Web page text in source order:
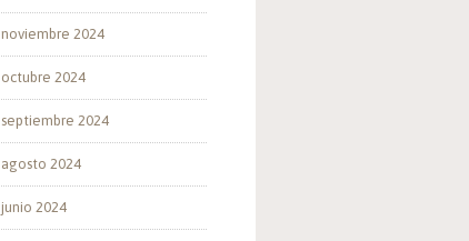
noviembre 2024
octubre 2024
septiembre 2024
agosto 2024
junio 2024